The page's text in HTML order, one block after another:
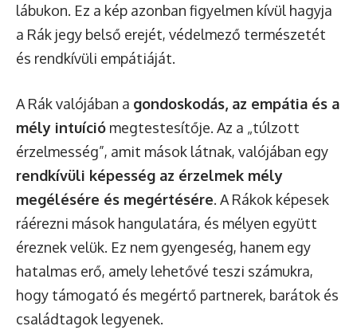
lábukon. Ez a kép azonban figyelmen kívül hagyja
a Rák jegy belső erejét, védelmező természetét
és rendkívüli empátiáját.
A Rák valójában a gondoskodás, az empátia és a
mély intuíció megtestesítője. Az a „túlzott
érzelmesség”, amit mások látnak, valójában egy
rendkívüli képesség az érzelmek mély
megélésére és megértésére. A Rákok képesek
ráérezni mások hangulatára, és mélyen együtt
éreznek velük. Ez nem gyengeség, hanem egy
hatalmas erő, amely lehetővé teszi számukra,
hogy támogató és megértő partnerek, barátok és
családtagok legyenek.